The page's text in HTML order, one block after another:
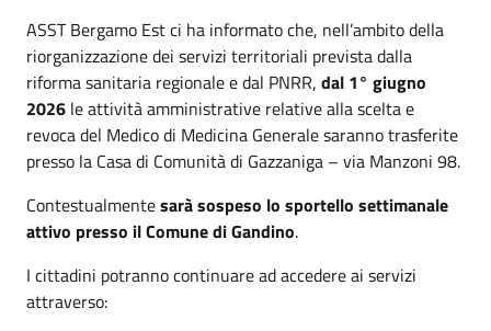
ASST Bergamo Est ci ha informato che, nell’ambito della
riorganizzazione dei servizi territoriali prevista dalla
riforma sanitaria regionale e dal PNRR, dal 1° giugno
2026 le attività amministrative relative alla scelta e
revoca del Medico di Medicina Generale saranno trasferite
presso la Casa di Comunità di Gazzaniga – via Manzoni 98.
Contestualmentesarà sospeso lo sportello settimanale
attivo presso il Comune di Gandino.
I cittadini potranno continuare ad accedere ai servizi
attraverso: